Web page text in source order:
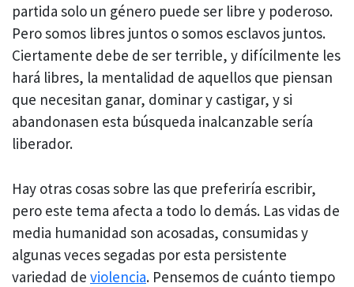
partida solo un género puede ser libre y poderoso.
Pero somos libres juntos o somos esclavos juntos.
Ciertamente debe de ser terrible, y difícilmente les
hará libres, la mentalidad de aquellos que piensan
que necesitan ganar, dominar y castigar, y si
abandonasen esta búsqueda inalcanzable sería
liberador.
Hay otras cosas sobre las que preferiría escribir,
pero este tema afecta a todo lo demás. Las vidas de
media humanidad son acosadas, consumidas y
algunas veces segadas por esta persistente
variedad de violencia. Pensemos de cuánto tiempo